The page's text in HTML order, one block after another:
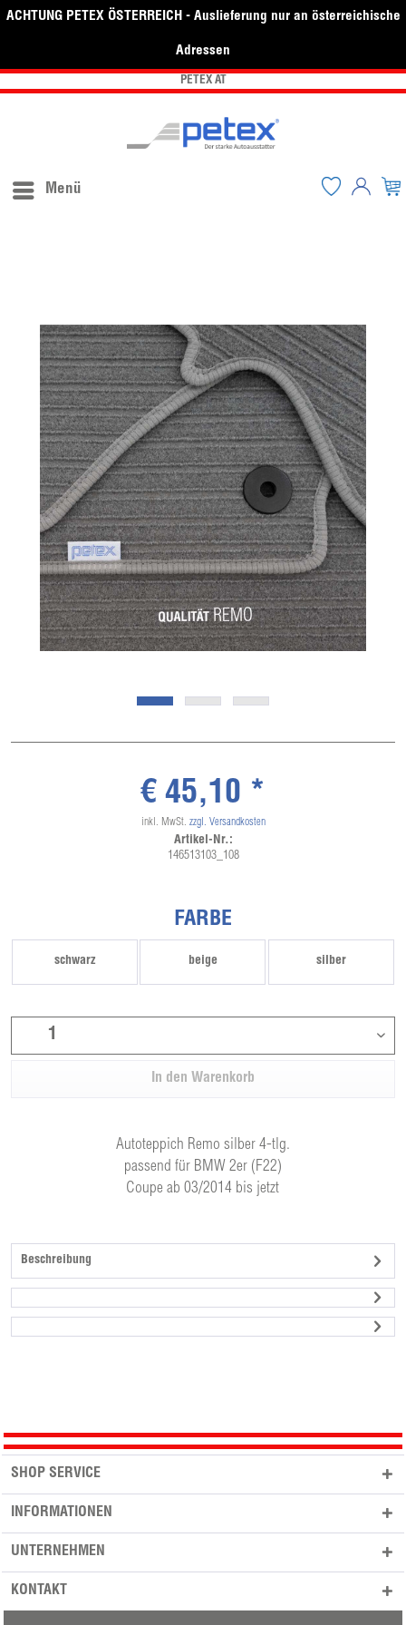
ACHTUNG PETEX ÖSTERREICH - Auslieferung nur an österreichische
Adressen
PETEX AT
Menü
Autoteppich Remo silber 4-tlg.
passend für BMW 2er (F22)
Coupe ab 03/2014 bis jetzt
FARBE
schwarz beige silber
In den Warenkorb
€ 45,10 *
inkl. MwSt. zzgl. Versandkosten
Artikel-Nr.:
146513103_108
Beschreibung
SHOP SERVICE
INFORMATIONEN
UNTERNEHMEN
KONTAKT